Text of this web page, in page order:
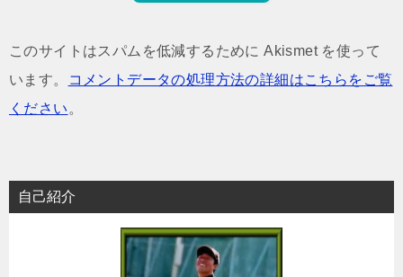
このサイトはスパムを低減するために Akismet を使って
います。
コメントデータの処理方法の詳細はこちらをご覧
ください 。
自己紹介